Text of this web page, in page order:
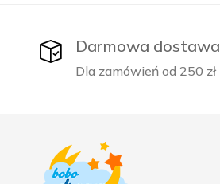
Darmowa dostawa
Dla zamówień od 250 zł